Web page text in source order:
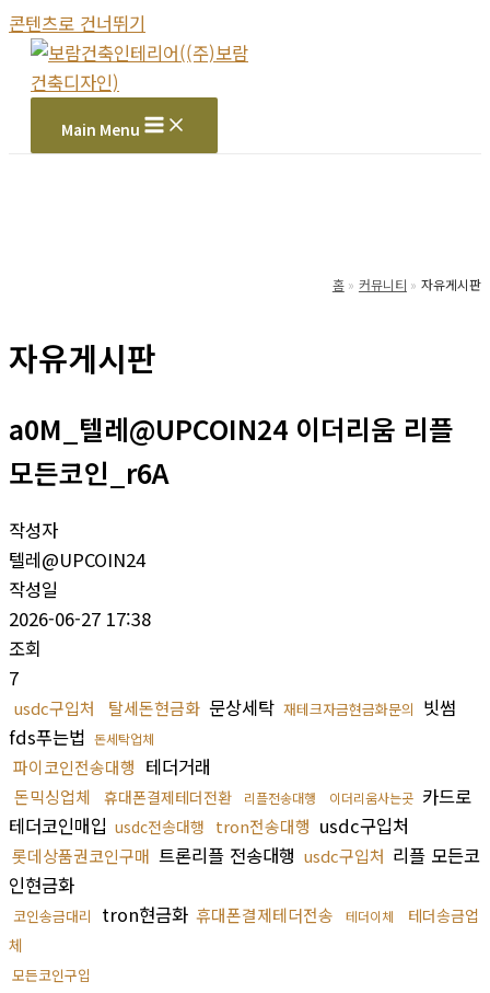
콘텐츠로 건너뛰기
Main Menu
홈 커뮤니티 자유게시판
자유게시판
a0M_텔레@UPCOIN24 이더리움 리플
모든코인_r6A
작성자
텔레@UPCOIN24
작성일
2026-06-27 17:38
조회
7
usdc구입처 탈세돈현금화 문상세탁 재테크자금현금화문의 빗썸
fds푸는법 돈세탁업체
파이코인전송대행 테더거래
돈믹싱업체 휴대폰결제테더전환 리플전송대행 이더리움사는곳 카드로
테더코인매입 usdc전송대행 tron전송대행 usdc구입처
롯데상품권코인구매 트론리플 전송대행 usdc구입처 리플 모든코
인현금화
코인송금대리 tron현금화 휴대폰결제테더전송 테더이체
테더송금업
체
모든코인구입